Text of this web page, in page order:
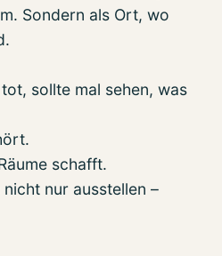
Sondern als Ort, wo
sollte mal sehen, was
schafft.
nur ausstellen –